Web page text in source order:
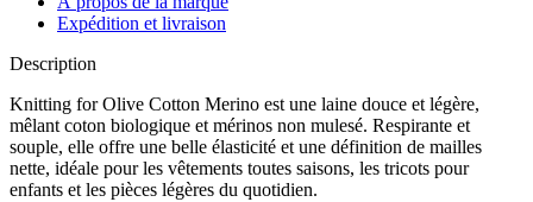
Expédition et livraison
Description
Knitting for Olive Cotton Merino est une laine douce et légère,
mêlant coton biologique et mérinos non mulesé. Respirante et
souple, elle offre une belle élasticité et une définition de mailles
nette, idéale pour les vêtements toutes saisons, les tricots pour
enfants et les pièces légères du quotidien.